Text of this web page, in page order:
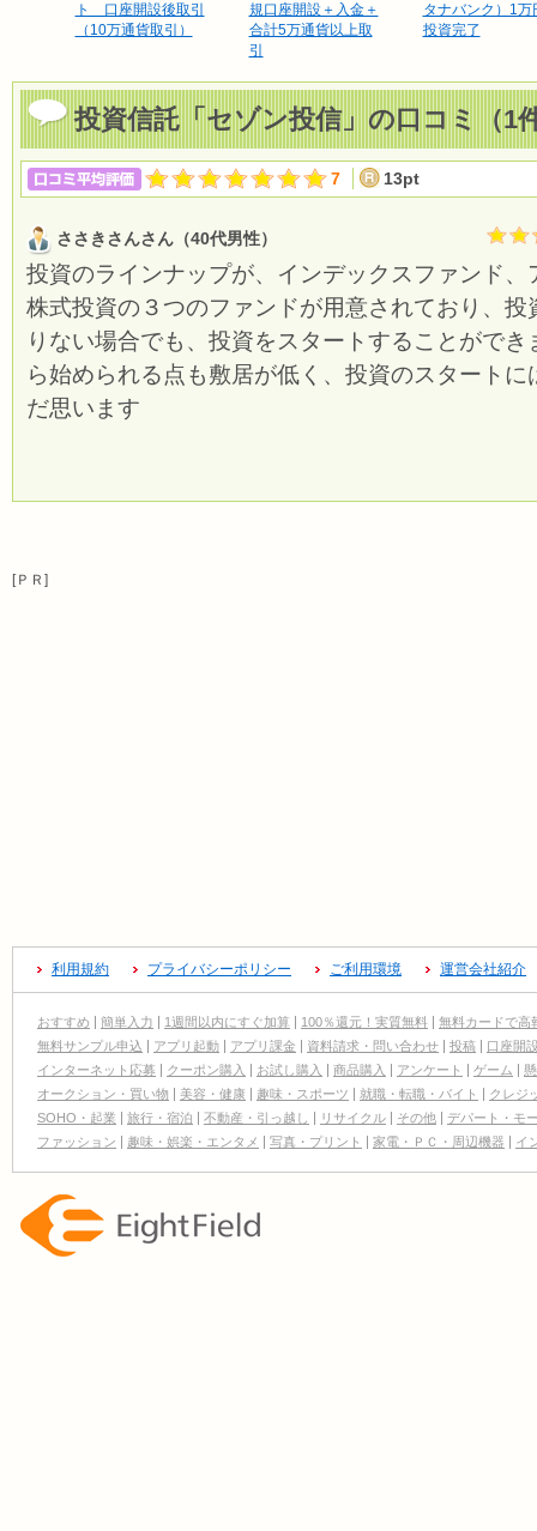
ト 口座開設後取引
（10万通貨取引）
規口座開設＋入金＋
合計5万通貨以上取
引
タナバンク）1万
投資完了
投資信託「セゾン投信」の口コミ（1
7 13pt
ささきさんさん（40代男性）
投資のラインナップが、インデックスファンド、
株式投資の３つのファンドが用意されており、投
りない場合でも、投資をスタートすることがで
ら始められる点も敷居が低く、投資のスタート
だ思います
[ＰＲ]
利用規約 プライバシーポリシー ご利用環境 運営会社紹介
おすすめ 簡単入力 1週間以内にすぐ加算 100％還元！実質無料
無料カードで高
無料サンプル申込
アプリ起動 アプリ課金 資料請求・問い合わせ 投稿
口座開
インターネット応募
クーポン購入 お試し購入 商品購入 アンケート ゲーム
オークション・買い物
美容・健康 趣味・スポーツ 就職・転職・バイト
クレジ
SOHO・起業
旅行・宿泊 不動産・引っ越し リサイクル その他
デパート・モ
ファッション
趣味・娯楽・エンタメ 写真・プリント 家電・ＰＣ・周辺機器 イ